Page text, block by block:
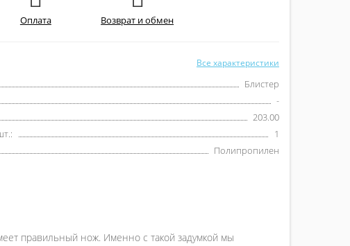
Оплата Возврат и обмен
Все характеристики
Блистер
-
203.00
1
Полипропилен
правильный нож. Именно с такой задумкой мы